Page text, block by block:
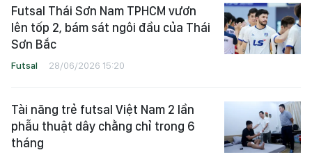
Futsal Thái Sơn Nam TPHCM vươn
lên tốp 2, bám sát ngôi đầu của Thái
Sơn Bắc
Futsal 28/06/2026 15:20
Tài năng trẻ futsal Việt Nam 2 lần
phẫu thuật dây chằng chỉ trong 6
tháng